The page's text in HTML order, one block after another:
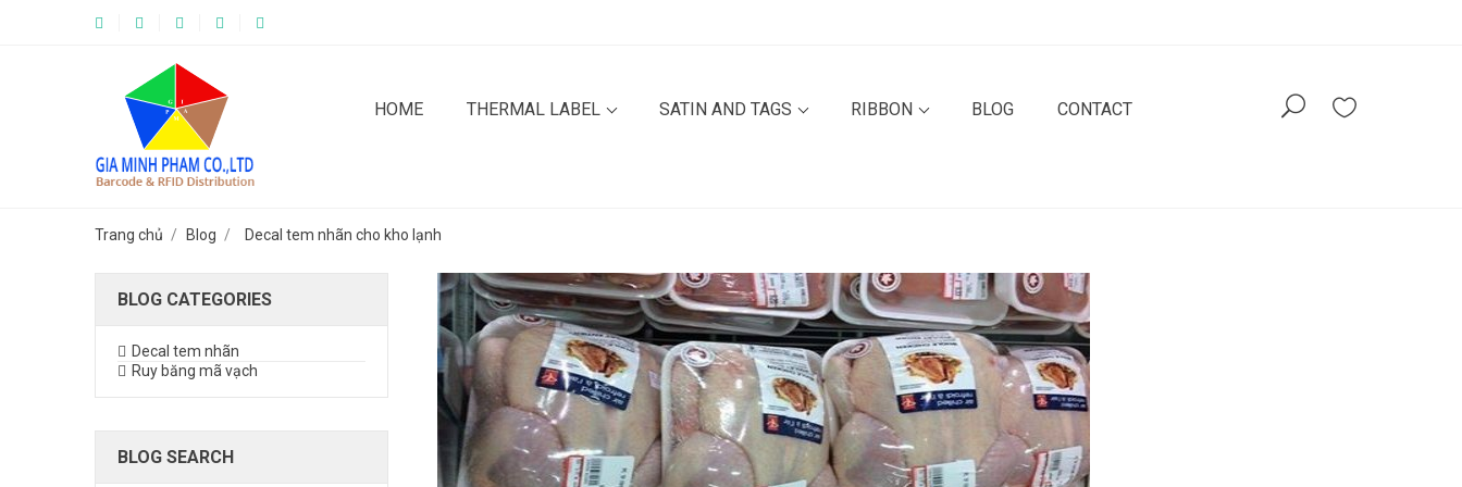
HOME THERMAL LABEL SATIN AND TAGS RIBBON BLOG CONTACT
Trang chủ Blog Decal tem nhãn cho kho lạnh
BLOG CATEGORIES
Decal tem nhãn
Ruy băng mã vạch
BLOG SEARCH